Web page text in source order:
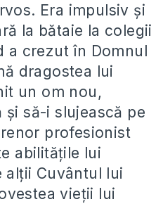
Era impulsiv și
la bătaie la colegii
a crezut în Domnul
dragostea lui
un om nou,
și să-i slujească pe
profesionist
abilitățile lui
alții Cuvântul lui
vieții lui